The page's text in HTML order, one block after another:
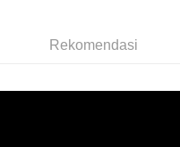
Rekomendasi